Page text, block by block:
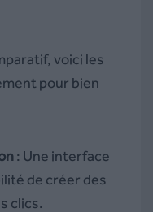
voici les
pour bien
: Une interface
de créer des
clics.